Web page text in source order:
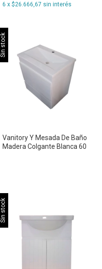
6 x $26.666,67 sin interés
Sin stock
Vanitory Y Mesada De Baño
Madera Colgante Blanca 60
Sin stock